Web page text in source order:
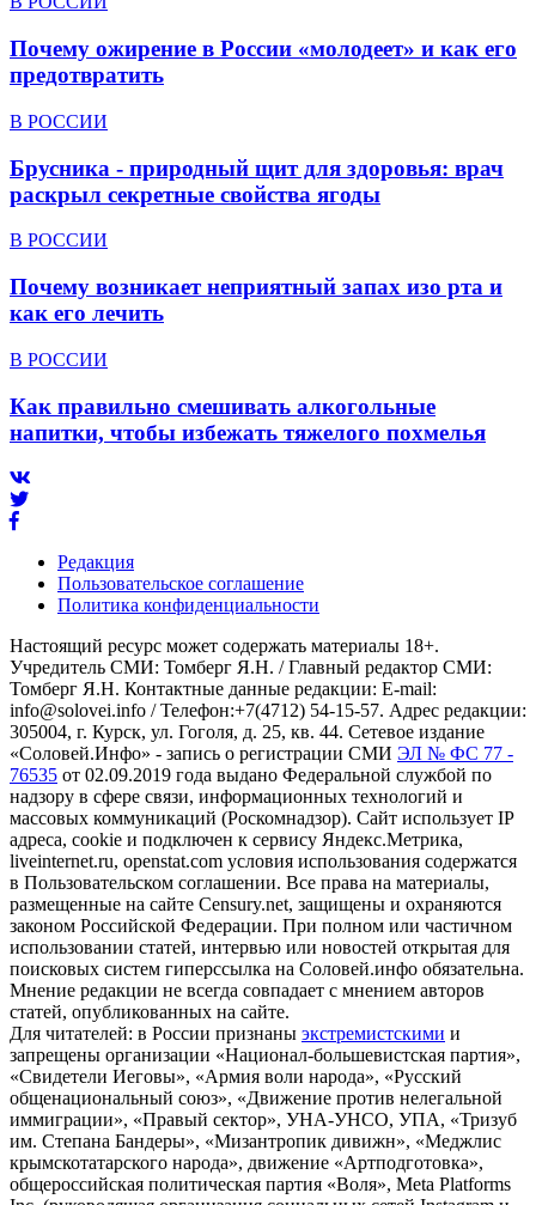
Почему ожирение в России «молодеет» и как его
предотвратить
В РОССИИ
Брусника - природный щит для здоровья: врач
раскрыл секретные свойства ягоды
В РОССИИ
Почему возникает неприятный запах изо рта и
как его лечить
В РОССИИ
Как правильно смешивать алкогольные
напитки, чтобы избежать тяжелого похмелья
Редакция
Пользовательское соглашение
Политика конфиденциальности
Настоящий ресурс может содержать материалы 18+.
Учредитель СМИ: Томберг Я.Н. / Главный редактор СМИ:
Томберг Я.Н. Контактные данные редакции: E-mail:
info@solovei.info / Телефон:+7(4712) 54-15-57. Адрес редакции:
305004, г. Курск, ул. Гоголя, д. 25, кв. 44. Сетевое издание
«Соловей.Инфо» - запись о регистрации СМИ ЭЛ № ФС 77 -
76535 от 02.09.2019 года выдано Федеральной службой по
надзору в сфере связи, информационных технологий и
массовых коммуникаций (Роскомнадзор). Сайт использует IP
адреса, cookie и подключен к сервису Яндекс.Метрика,
liveinternet.ru, openstat.com условия использования содержатся
в Пользовательском соглашении. Все права на материалы,
размещенные на сайте Censury.net, защищены и охраняются
законом Российской Федерации. При полном или частичном
использовании статей, интервью или новостей открытая для
поисковых систем гиперссылка на Соловей.инфо обязательна.
Мнение редакции не всегда совпадает с мнением авторов
статей, опубликованных на сайте.
Для читателей: в России признаны экстремистскими и
запрещены организации «Национал-большевистская партия»,
«Свидетели Иеговы», «Армия воли народа», «Русский
общенациональный союз», «Движение против нелегальной
иммиграции», «Правый сектор», УНА-УНСО, УПА, «Тризуб
им. Степана Бандеры», «Мизантропик дивижн», «Меджлис
крымскотатарского народа», движение «Артподготовка»,
общероссийская политическая партия «Воля», Meta Platforms